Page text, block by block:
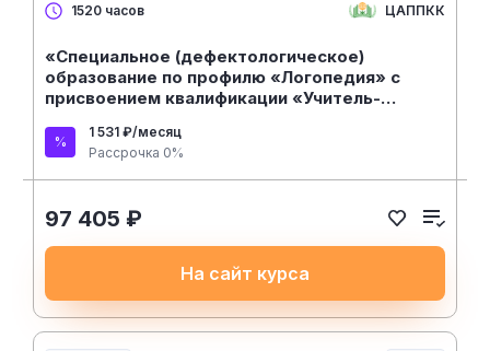
1520 часов ЦАППКК
«Специальное (дефектологическое)
образование по профилю «Логопедия» с
присвоением квалификации «Учитель-
речи)» (1520 ч)
1 531 ₽/месяц
Рассрочка 0%
97 405 ₽
На сайт курса